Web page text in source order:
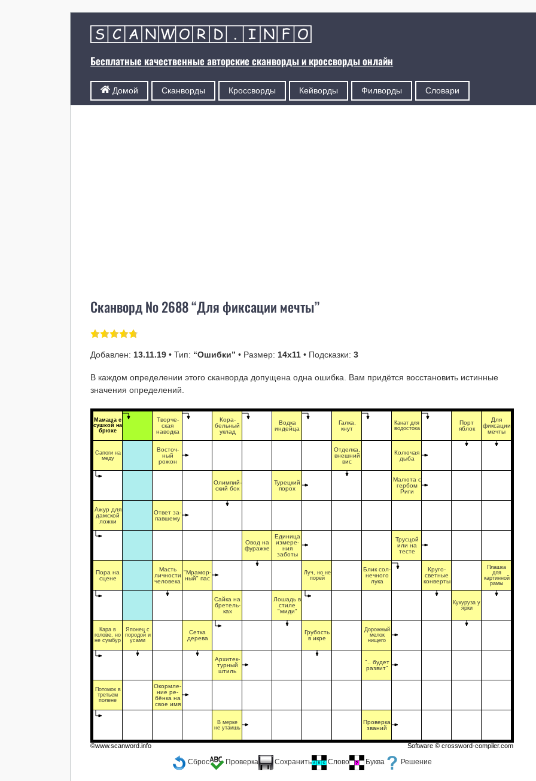
Бесплатные качественные авторские сканворды и кроссворды онлайн
Домой Сканворды Кроссворды Кейворды Филворды Словари
Сканворд № 2688 “Для фиксации мечты”
Добавлен: 13.11.19 • Тип: “Ошибки” • Размер: 14х11 • Подсказки:3
В каждом определении этого сканворда допущена одна ошибка. Вам придётся восстановить истинные
значения определений.
Сброс Проверка Сохранить Слово Буква Решение
Мамаша с
сушкой на
брюхе
Творче-
ская
наводка
Кора-
бельный
уклад
Водка
индейца
Галка,
кнут
Канат для
водостока
Порт
яблок
Для
фиксации
мечты
Сапоги на
меду
Восточ-
ный
рожон
Отделка,
внешний
вис
Колючая
дыба
Олимпий-
ский бок
Турецкий
порох
Малюта с
гербом
Риги
Ажур для
дамской
ложки
Ответ за-
павшему
Овод на
фуражке
Единица
измере-
ния
заботы
Трусцой
или на
тесте
Пора на
сцене
Масть
личности
человека
"Мрамор-
ный" пас
Луч, но не
порей
Блик сол-
нечного
лука
Круго-
светные
конверты
Плашка
для
картинной
рамы
Сайка на
бретель-
ках
Лошадь в
стиле
"миди"
Кукуруза у
ярки
Кара в
голове, но
не сумбур
Японец с
породой и
усами
Сетка
дерева
Грубость
в икре
Дорожный
мелок
нищего
Архитек-
турный
штиль
".. будет
развит"
Потомок в
третьем
полене
Окормле-
ние ре-
бёнка на
свое имя
В мерке
не утаишь
Проверка
званий
©www.scanword.info Software ©crossword-compiler.com